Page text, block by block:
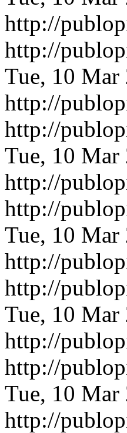
http://
http://
Tue, 10 Mar
http://
http://
Tue, 10 Mar
http://
http://
Tue, 10 Mar
http://
http://
Tue, 10 Mar
http://
http://
Tue, 10 Mar
http://